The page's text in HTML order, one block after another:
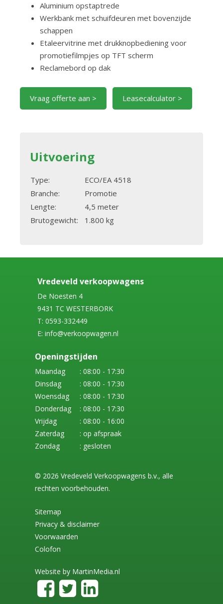
Aluminium opstaptrede
Werkbank met schuifdeuren met bovenzijde
schappen
Etaleervitrine met drukknopbediening voor
promotiefilmpjes op TFT scherm
Reclamebord op dak
Vraag offerte aan > Leasecalculator >
Uitvoering
Type:
ECO/EA 4518
Branche:
Promotie
Lengte:
4,5 meter
Brutogewicht:
1.800 kg
Vredeveld verkoopwagens
De Noesten 4
9431 TC WESTERBORK
T: 0593-332449
E: info@verkoopwagen.nl
Openingstijden
Maandag
: 08:00 - 17:30
Dinsdag
: 08:00 - 17:30
Woensdag
: 08:00 - 17:30
Donderdag
: 08:00 - 17:30
Vrijdag
: 08:00 - 16:00
Zaterdag
: op afspraak
Zondag
: gesloten
© 2026 Vredeveld Verkoopwagens b.v., alle
rechten voorbehouden.
Sitemap
Privacy & disclaimer
Voorwaarden
Colofon
Website by MartinMedia.nl